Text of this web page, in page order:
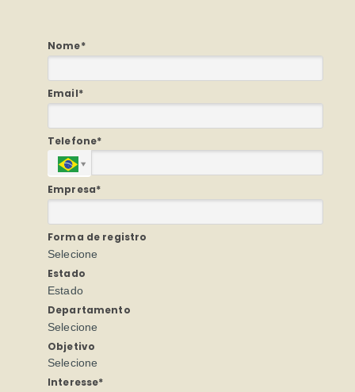
Nome*
Email*
Telefone*
Empresa*
Forma de registro
Selecione
Estado
Estado
Departamento
Selecione
Objetivo
Selecione
Interesse*